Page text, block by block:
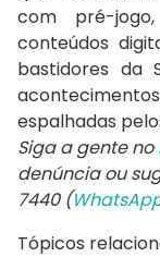
com pré-
conteúdos
bastidores da
espalhadas
Siga a gente no
denúncia ou
7440 (
Tópicos